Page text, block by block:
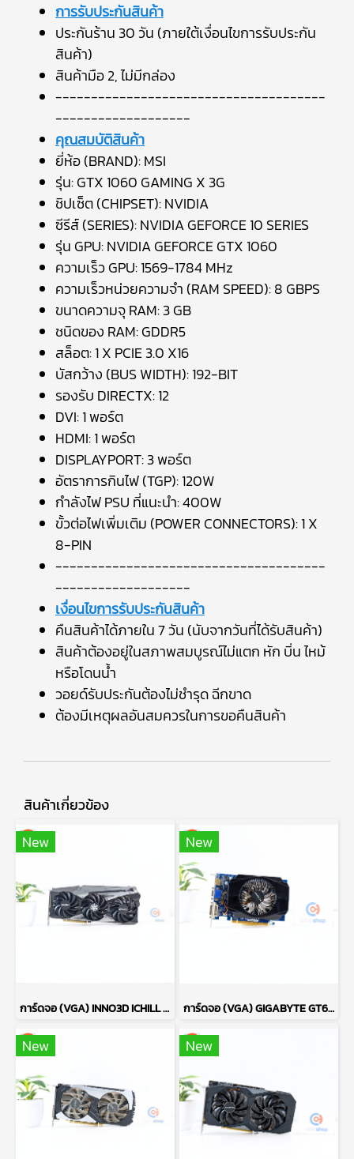
การรับประกันสินค้า
ประกันร้าน 30 วัน (ภายใต้เงื่อนไขการรับประกัน
สินค้า)
สินค้ามือ 2, ไม่มีกล่อง
--------------------------------------
-------------------
คุณสมบัติสินค้า
ยี่ห้อ (BRAND): MSI
รุ่น: GTX 1060 GAMING X 3G
ชิปเซ็ต (CHIPSET): NVIDIA
ซีรีส์ (SERIES): NVIDIA GEFORCE 10 SERIES
รุ่น GPU: NVIDIA GEFORCE GTX 1060
ความเร็ว GPU: 1569-1784 MHz
ความเร็วหน่วยความจำ (RAM SPEED): 8 GBPS
ขนาดความจุ RAM: 3 GB
ชนิดของ RAM: GDDR5
สล็อต: 1 X PCIE 3.0 X16
บัสกว้าง (BUS WIDTH): 192-BIT
รองรับ DIRECTX: 12
DVI: 1 พอร์ต
HDMI: 1 พอร์ต
DISPLAYPORT: 3 พอร์ต
อัตราการกินไฟ (TGP): 120W
กำลังไฟ PSU ที่แนะนำ: 400W
ขั้วต่อไฟเพิ่มเติม (POWER CONNECTORS): 1 X
8-PIN
--------------------------------------
-------------------
เงื่อนไขการรับประกันสินค้า
คืนสินค้าได้ภายใน 7 วัน (นับจากวันที่ได้รับสินค้า)
สินค้าต้องอยู่ในสภาพสมบูรณ์ไม่แตก หัก บิ่น ไหม้
หรือโดนน้ำ
วอยด์รับประกันต้องไม่ชำรุด ฉีกขาด
ต้องมีเหตุผลอันสมควรในการขอคืนสินค้า
สินค้าเกี่ยวข้อง
New
การ์ดจอ (VGA) INNO3D ICHILL RTX3070TI 8GB X4 P17714
New
การ์ดจอ (VGA) GIGABYTE GT630 2GB 1F DDR3 P13704
New New